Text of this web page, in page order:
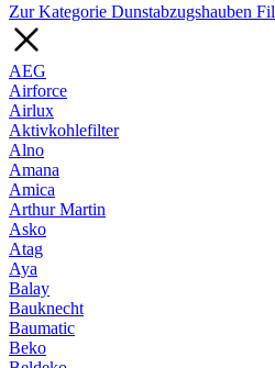
Zur Kategorie Dunstabzugshauben
AEG
Airforce
Airlux
Aktivkohlefilter
Alno
Amana
Amica
Arthur Martin
Asko
Atag
Aya
Balay
Bauknecht
Baumatic
Beko